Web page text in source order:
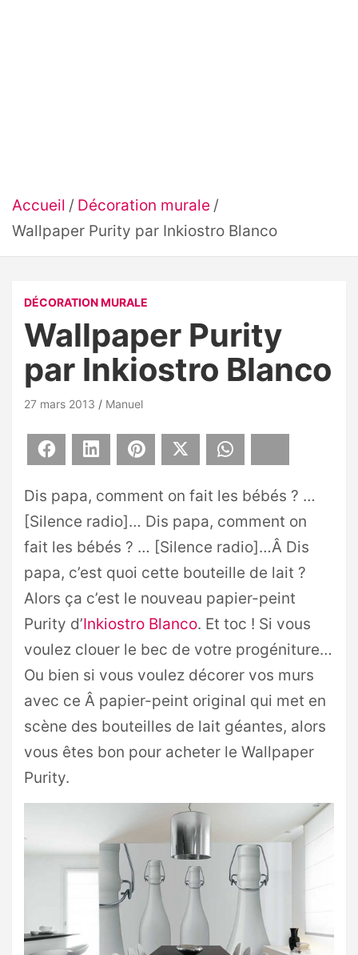
Accueil
Décoration murale
Wallpaper Purity par Inkiostro Blanco
DÉCORATION MURALE
Wallpaper Purity
par Inkiostro Blanco
27 mars 2013 Manuel
Facebook LinkedIn Pinterest
Dis papa, comment on fait les bébés ? …
[Silence radio]… Dis papa, comment on
fait les bébés ? … [Silence radio]…Â Dis
papa, c’est quoi cette bouteille de lait ?
Alors ça c’est le nouveau papier-peint
Purity d’Inkiostro Blanco. Et toc ! Si vous
voulez clouer le bec de votre progéniture…
Ou bien si vous voulez décorer vos murs
avec ce Â papier-peint original qui met en
scène des bouteilles de lait géantes, alors
vous êtes bon pour acheter le Wallpaper
Purity.